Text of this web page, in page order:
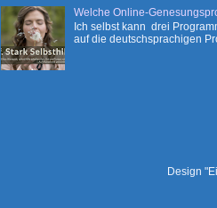
Welche Online-
Ich selbst kann drei
auf die deutschsprachigen
Design